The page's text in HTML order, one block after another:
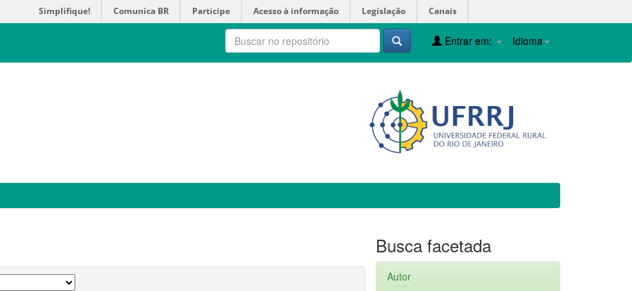
Simplifique! Comunica BR Participe Acesso à informação Legislação Canais
Idioma
Entrar em:
Busca facetada
Autor